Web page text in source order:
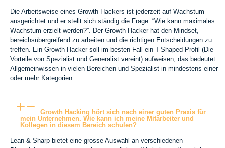
Die Arbeitsweise eines Growth Hackers ist jederzeit auf Wachstum
ausgerichtet und er stellt sich ständig die Frage: “Wie kann maximales
Wachstum erzielt werden?”. Der Growth Hacker hat den Mindset,
bereichsübergreifend zu arbeiten und die richtigen Entscheidungen zu
treffen. Ein Growth Hacker soll im besten Fall ein T-Shaped-Profil (Die
Vorteile von Spezialist und Generalist vereint) aufweisen, das bedeutet:
Allgemeinwissen in vielen Bereichen und Spezialist in mindestens einer
oder mehr Kategorien.
Growth Hacking hört sich nach einer guten Praxis für
mein Unternehmen. Wie kann ich meine Mitarbeiter und
Kollegen in diesem Bereich schulen?
Lean & Sharp bietet eine grosse Auswahl an verschiedenen